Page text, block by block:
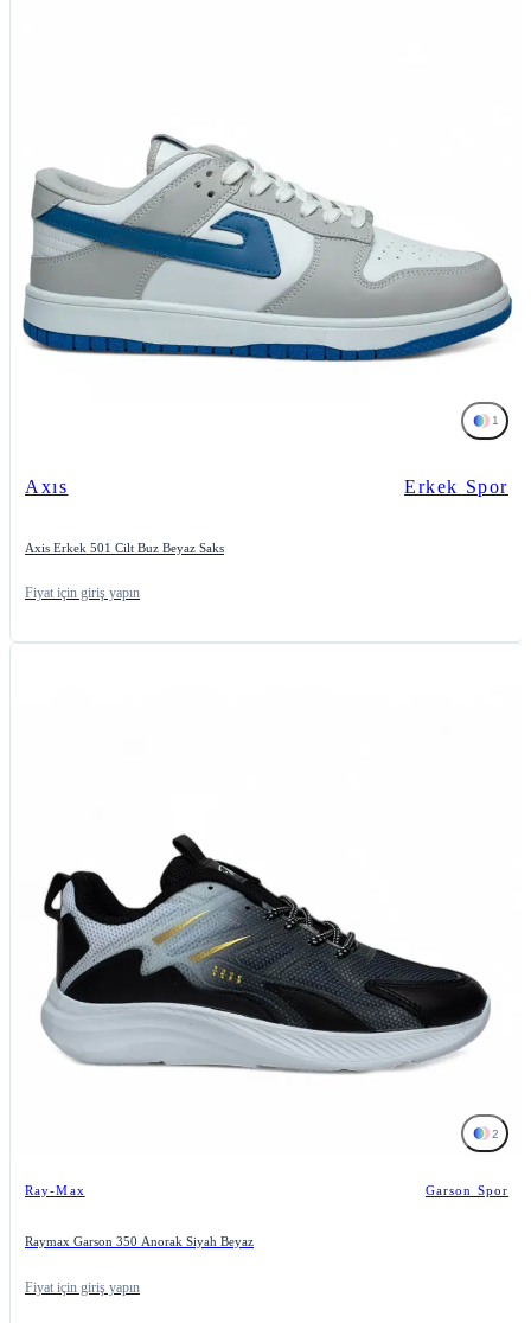
1
Axıs Erkek Spor
Axis Erkek 501 Cilt Buz Beyaz Saks
Fiyat için giriş yapın
2
Ray-Max Garson Spor
Raymax Garson 350 Anorak Siyah Beyaz
Fiyat için giriş yapın